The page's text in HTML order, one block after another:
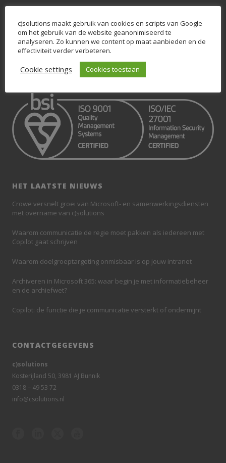
OVER C)SOLUTIONS
Wij zijn c)solutions. Dé nummer 1 in Microsoft 365, SharePoint en
Teams. Wij weten krachtige Digitale Workplaces op basis van
staat.
HET LAATSTE NIEUWS
Crowe versnelt groei van Microsoft- en samenwerkingsdiensten
met overname van c)solutions
Waarom communicatie de regie moet pakken als iedereen met
Copilot gaat schrijven
Waarom doelgroeptargeting onmisbaar is op jouw intranet
Archiveren in Microsoft 365: waar begin je met informatiebeheer
en de archiefwet?
Copilot: de functie die je communicatie versterkt of ondermijnt
CONTACTGEGEVENS
c)solutions
Kosterijland 50, 3981 AJ Bunnik
0318 – 49 53 72
info@csolutions.nl
c)solutions maakt gebruik van cookies en scripts van Google
om het gebruik van de website geanonimiseerd te
analyseren. Zo kunnen we content op maat aanbieden en de
effectiviteit verder verbeteren.
Cookie settings Cookies toestaan